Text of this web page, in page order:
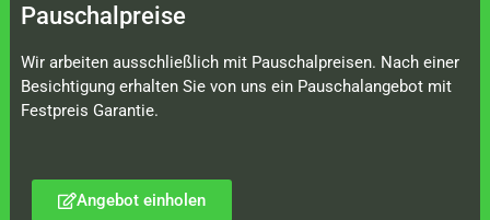
Pauschalpreise
Wir arbeiten ausschließlich mit Pauschalpreisen. Nach einer
Besichtigung erhalten Sie von uns ein Pauschalangebot mit
Festpreis Garantie.
Angebot einholen